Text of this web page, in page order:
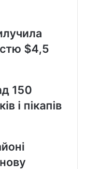
$4,5
150
і пікапів